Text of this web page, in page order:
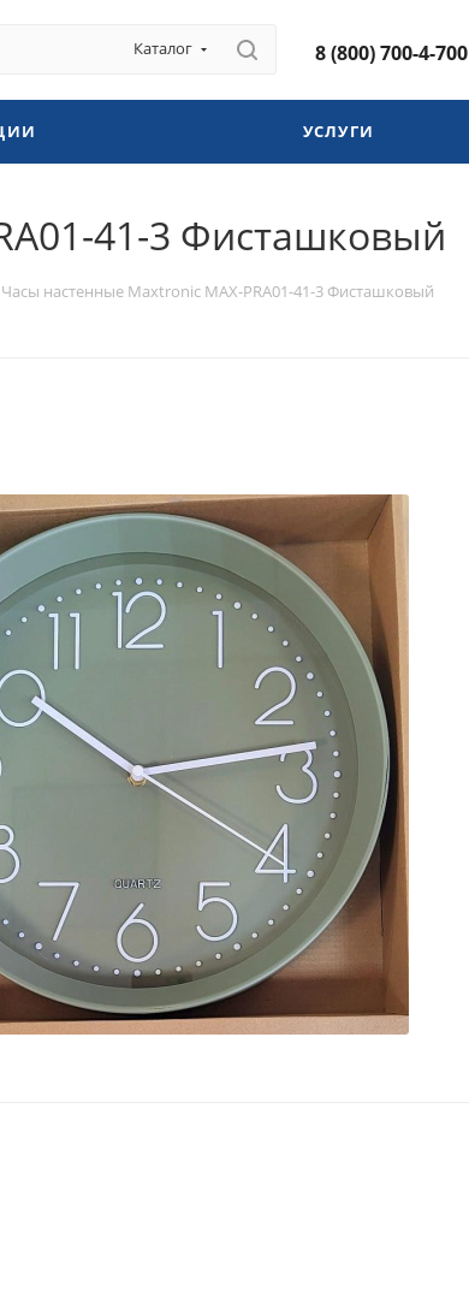
Каталог 8 (800) 700-4-700
УСЛУГИ
41-3 Фисташковый
Часы настенные Maxtronic MAX-PRA01-41-3 Фисташковый